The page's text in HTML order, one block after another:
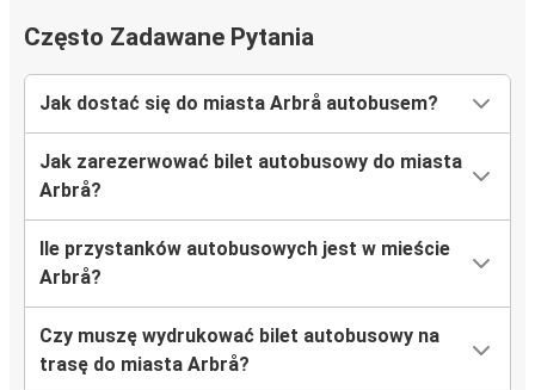
Często Zadawane Pytania
Jak dostać się do miasta Arbrå autobusem?
Jak zarezerwować bilet autobusowy do miasta
Arbrå?
Ile przystanków autobusowych jest w mieście
Arbrå?
Czy muszę wydrukować bilet autobusowy na
trasę do miasta Arbrå?